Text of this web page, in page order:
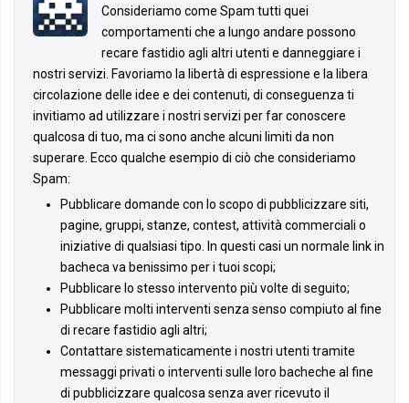
Consideriamo come Spam tutti quei
comportamenti che a lungo andare possono
recare fastidio agli altri utenti e danneggiare i
nostri servizi. Favoriamo la libertà di espressione e la libera
circolazione delle idee e dei contenuti, di conseguenza ti
invitiamo ad utilizzare i nostri servizi per far conoscere
qualcosa di tuo, ma ci sono anche alcuni limiti da non
superare. Ecco qualche esempio di ciò che consideriamo
Spam:
Pubblicare domande con lo scopo di pubblicizzare siti,
pagine, gruppi, stanze, contest, attività commerciali o
iniziative di qualsiasi tipo. In questi casi un normale link in
bacheca va benissimo per i tuoi scopi;
Pubblicare lo stesso intervento più volte di seguito;
Pubblicare molti interventi senza senso compiuto al fine
di recare fastidio agli altri;
Contattare sistematicamente i nostri utenti tramite
messaggi privati o interventi sulle loro bacheche al fine
di pubblicizzare qualcosa senza aver ricevuto il